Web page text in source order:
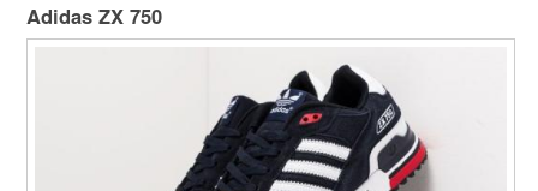
Adidas ZX 750